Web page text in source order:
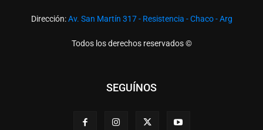
Dirección:Av. San Martín 317 - Resistencia - Chaco - Arg
Todos los derechos reservados ©
SEGUÍNOS